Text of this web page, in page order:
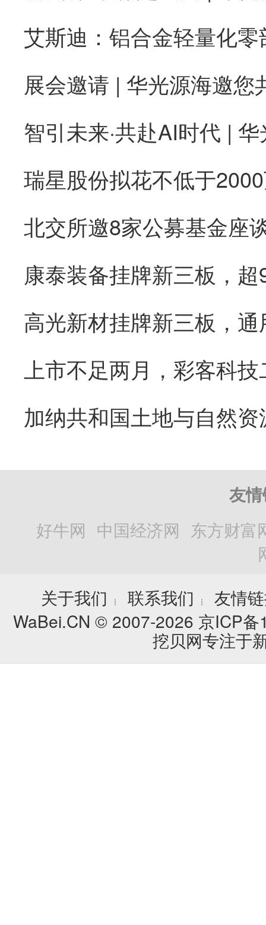
康泰装备挂牌新三板，
友
好牛网 中国经济网 东方财富
关于我们
┊ 联系我们 ┊
友情
WaBei.CN © 2007-2026 京ICP
挖贝网专注于